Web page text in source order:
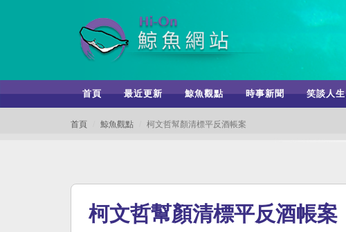
首頁 最近更新 鯨魚觀點 時事新聞 笑談人生
首頁 鯨魚觀點 柯文哲幫顏清標平反酒帳案
柯文哲幫顏清標平反酒帳案